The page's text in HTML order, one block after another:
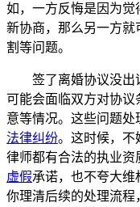
如，一方反悔是因为
新协商，那么另一方就
割等问题。
签了离婚协议没出
可能会面临双方对协
意等情况。这些问题
法律纠纷。这时候，不
律师都有合法的执业
虚假承诺，也不夸大维
你理清后续的处理流